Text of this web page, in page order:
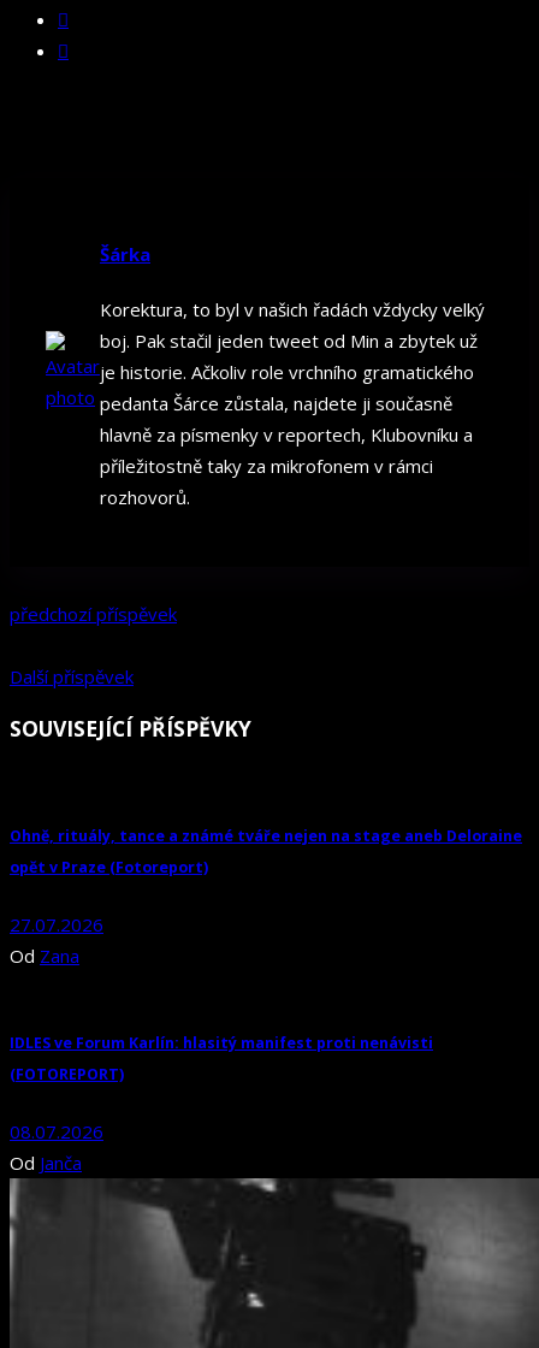
Šárka
Korektura, to byl v našich řadách vždycky velký
boj. Pak stačil jeden tweet od Min a zbytek už
je historie. Ačkoliv role vrchního gramatického
pedanta Šárce zůstala, najdete ji současně
hlavně za písmenky v reportech, Klubovníku a
příležitostně taky za mikrofonem v rámci
rozhovorů.
předchozí příspěvek
Další příspěvek
SOUVISEJÍCÍ PŘÍSPĚVKY
Ohně, rituály, tance a známé tváře nejen na stage aneb Deloraine
opět v Praze (Fotoreport)
27.07.2026
Od Zana
IDLES ve Forum Karlín: hlasitý manifest proti nenávisti
(FOTOREPORT)
08.07.2026
Od Janča